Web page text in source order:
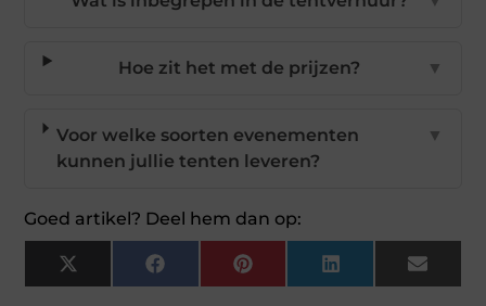
Hoe zit het met de prijzen? ▼
Voor welke soorten evenementen
kunnen jullie tenten leveren?
▼
Goed artikel? Deel hem dan op:
X
(Twitter)
FacebookPinterestLinkedIn Email